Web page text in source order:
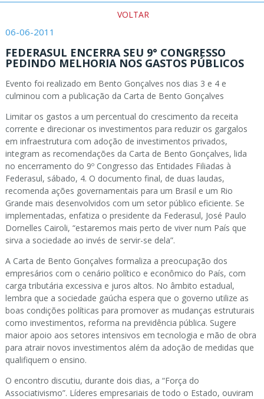
VOLTAR
06-06-2011
FEDERASUL ENCERRA SEU 9° CONGRESSO
PEDINDO MELHORIA NOS GASTOS PÚBLICOS
Evento foi realizado em Bento Gonçalves nos dias 3 e 4 e
culminou com a publicação da Carta de Bento Gonçalves
Limitar os gastos a um percentual do crescimento da receita
corrente e direcionar os investimentos para reduzir os gargalos
em infraestrutura com adoção de investimentos privados,
integram as recomendações da Carta de Bento Gonçalves, lida
no encerramento do 9º Congresso das Entidades Filiadas à
Federasul, sábado, 4. O documento final, de duas laudas,
recomenda ações governamentais para um Brasil e um Rio
Grande mais desenvolvidos com um setor público eficiente. Se
implementadas, enfatiza o presidente da Federasul, José Paulo
Dornelles Cairoli, “estaremos mais perto de viver num País que
sirva a sociedade ao invés de servir-se dela”.
A Carta de Bento Gonçalves formaliza a preocupação dos
empresários com o cenário político e econômico do País, com
carga tributária excessiva e juros altos. No âmbito estadual,
lembra que a sociedade gaúcha espera que o governo utilize as
boas condições políticas para promover as mudanças estruturais
como investimentos, reforma na previdência pública. Sugere
maior apoio aos setores intensivos em tecnologia e mão de obra
para atrair novos investimentos além da adoção de medidas que
qualifiquem o ensino.
O encontro discutiu, durante dois dias, a “Força do
Associativismo”. Líderes empresariais de todo o Estado, ouviram